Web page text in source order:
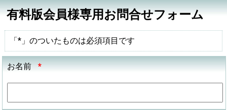
有料版会員様専用お問合せフォーム
「*」のついたものは必須項目です
お名前 *